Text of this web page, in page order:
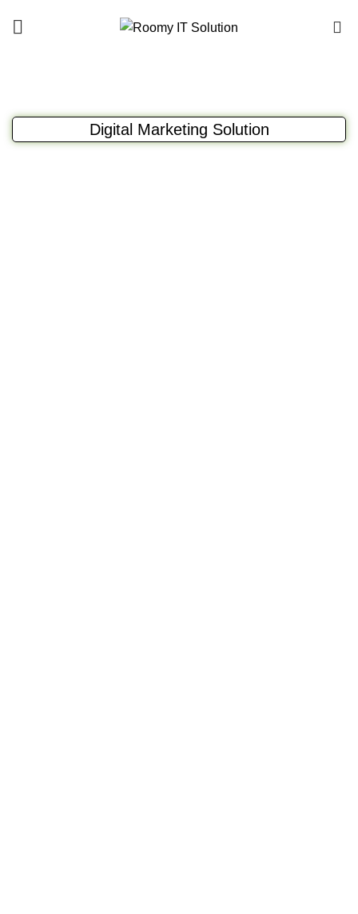
Digital Marketing Solution